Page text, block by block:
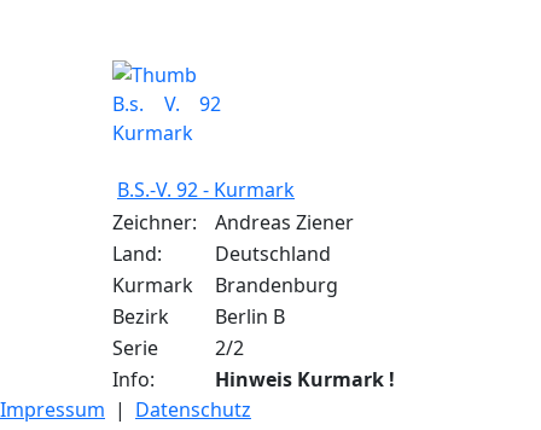
B.S.-V. 92 - Kurmark
Zeichner:
Andreas Ziener
Land:
Deutschland
Kurmark
Brandenburg
Bezirk
Berlin B
Serie
2/2
Info:
Hinweis Kurmark !
Impressum | Datenschutz